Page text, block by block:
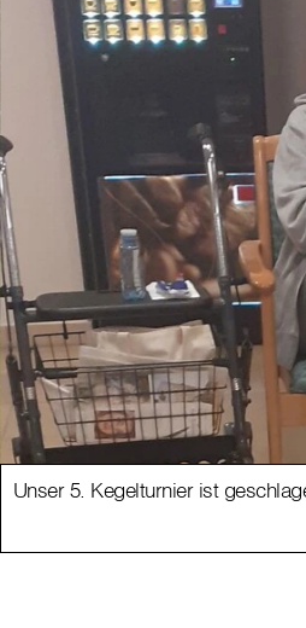
Unser 5. Kegelturnier ist